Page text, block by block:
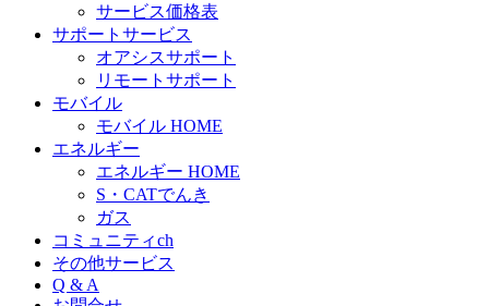
サービス価格表
サポートサービス
オアシスサポート
リモートサポート
モバイル
モバイル HOME
エネルギー
エネルギー HOME
S・CATでんき
ガス
コミュニティch
その他サービス
Q & A